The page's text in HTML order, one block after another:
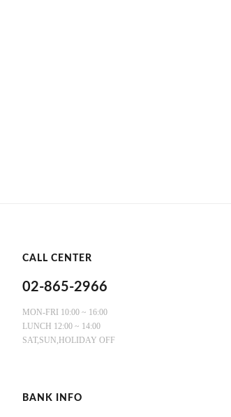
CALL CENTER
02-865-2966
MON-FRI 10:00 ~ 16:00
LUNCH 12:00 ~ 14:00
SAT,SUN,HOLIDAY OFF
BANK INFO